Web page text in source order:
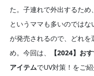
た。子連れで外出するた
というママも多いのでは
が発売されるので、どれ
め。今回は、
【2024】お
アイテムでUV対策！をご